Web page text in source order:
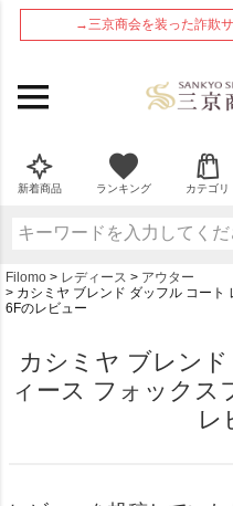
→三京商会を装った詐欺
新着商品 ランキング カテゴリ
Filomo レディース
アウター
カシミヤ ブレンド ダッフル コー
6Fのレビュー
カシミヤ ブレン
ィース フォックス
レ